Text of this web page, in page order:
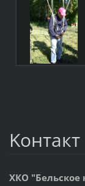
Koнтакт
ХКО "Бельское